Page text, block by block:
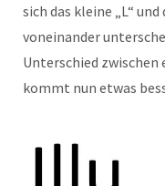
sich das kleine „L“
voneinander
Unterschied zwischen
kommt nun etwas